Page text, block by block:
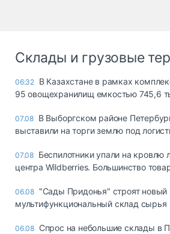
Склады и грузовые
06:32 В Казахстане в рамках
95 овощехранилищ емкостью 745,6
07.08 В Выборгском районе
выставили на торги землю под
07.08 Беспилотники упали на кровлю
центра Wildberries. Большинство
06.08 "Сады Придонья" строят новый
мультифункциональный склад сырья
06.08 Спрос на небольшие склады в